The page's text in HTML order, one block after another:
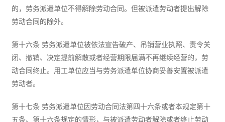
的，劳务派遣单位不得解除劳动合同。但被派遣劳动者提出解除
劳动合同的除外。
第十六条 劳务派遣单位被依法宣告破产、吊销营业执照、责令关
闭、撤销、决定提前解散或者经营期限届满不再继续经营的，劳
动合同终止。用工单位应当与劳务派遣单位协商妥善安置被派遣
劳动者。
第十七条 劳务派遣单位因劳动合同法第四十六条或者本规定第十
五条、第十六条规定的情形，与被派遣劳动者解除或者终止劳动